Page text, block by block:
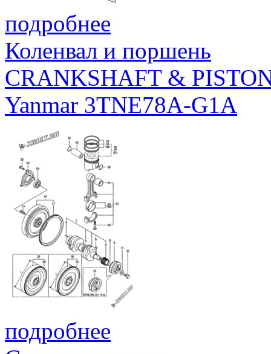
подробнее
Коленвал и поршень
CRANKSHAFT &
Yanmar 3TNE78A-G1A
подробнее